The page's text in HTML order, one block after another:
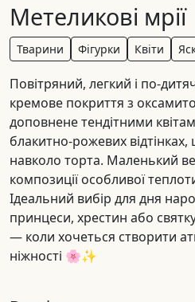
Метеликові мрії
Тварини Фігурки Квіти
Повітряний, легкий і по-
кремове покриття з
доповнене тендітними
блакитно-рожевих
навколо торта. Маленький
композиції особливої
Ідеальний вибір для дня
принцеси, хрестин або
— коли хочеться створити
ніжності 🌸✨